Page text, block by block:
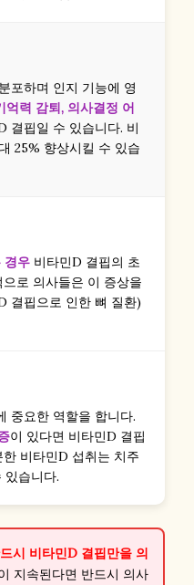
포하며 인지 기능에 영
억력 감퇴, 의사결정 어
결핍일 수 있습니다. 비
25% 향상시킬 수 있습
경우 비타민D 결핍의 초
로 의사들은 이 증상을
결핍으로 인한 뼈 질환)
중요한 역할을 합니다.
이 있다면 비타민D 결핍
비타민D 섭취는 치주
있습니다.
시 비타민D 결핍만을 의
지속된다면 반드시 의사